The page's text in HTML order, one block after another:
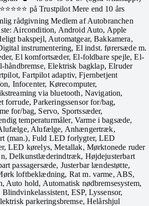
på Trustpilot Mere end 10 års
rådgivning Medlem af Autobranchen
Aircondition, Android Auto, Apple
bakspejl, Automatgear, Bakkamera,
instrumentering, El indst. førersæde m.
El komfortsæder, El-foldbare spejle, El-
håndbremse, Elektrisk bagklap, Elruder
Fartpilot adaptiv, Fjernbetjent
Infocenter, Kørecomputer,
via bluetooth, Navigation,
forrude, Parkeringssensor for/bag,
for/bag, Servo, Sportssæder,
temperaturmåler, Varme i bagsæde,
Alufælge, Anhængertræk,
(man.), Fuld LED forlygter, LED
LED kørelys, Metallak, Mørktonede ruder
Delkunstlæderindtræk, Højdejusterbart
passagersæde, Justerbar lændestøtte,
loftbeklædning, Rat m. varme, ABS,
Auto hold, Automatisk nødbremsesystem,
ESP, Lyssensor,
parkeringsbremse, Helårshjul